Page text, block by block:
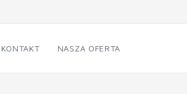
KONTAKT NASZA OFERTA